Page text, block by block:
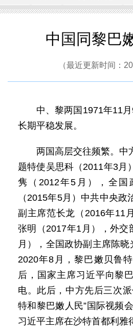
中国同黎巴
（最近更新时间：
中、黎两国1971年11
长期平稳发展。
两国高层交往频繁。中
题特使吴思科（2011年3月
隽（2012年5月），全国
（2015年5月）中共中央
副主席范长龙（2016年11
张明（2017年1月），外交
月），全国政协副主席陈晓
2020年8月，黎巴嫩贝鲁
后，国家主席习近平向黎
电。此后，中方先后三次
特和黎巴嫩人民”国际视频
习近平主席在沙特首都利雅